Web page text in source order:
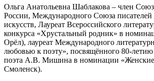
Ольга Анатольевна Шаблакова – член
России, Международного Союза писателей
искусств, Лауреат Всероссийского
конкурса «Хрустальный родник» в
Орёл), лауреат Международного
любовью к поэту», посвящённого 80-
поэта А.В. Мишина в номинации «Женские
Смоленск).